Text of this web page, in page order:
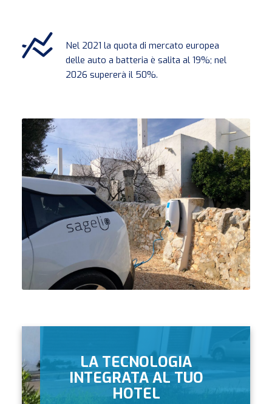
Nel 2021 la quota di mercato europea
delle auto a batteria è salita al 19%; nel
2026 supererà il 50%.
LA TECNOLOGIA
INTEGRATA AL TUO
HOTEL